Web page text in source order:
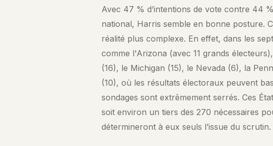
Avec 47 % d’intentions de vote contre 44
national, Harris semble en bonne posture.
réalité plus complexe. En effet, dans les
comme l'Arizona (avec 11 grands
(16), le Michigan (15), le Nevada (6), la
(10), où les résultats électoraux peuvent
sondages sont extrêmement serrés. Ces
soit environ un tiers des 270 nécessaires
détermineront à eux seuls l’issue du scrutin.